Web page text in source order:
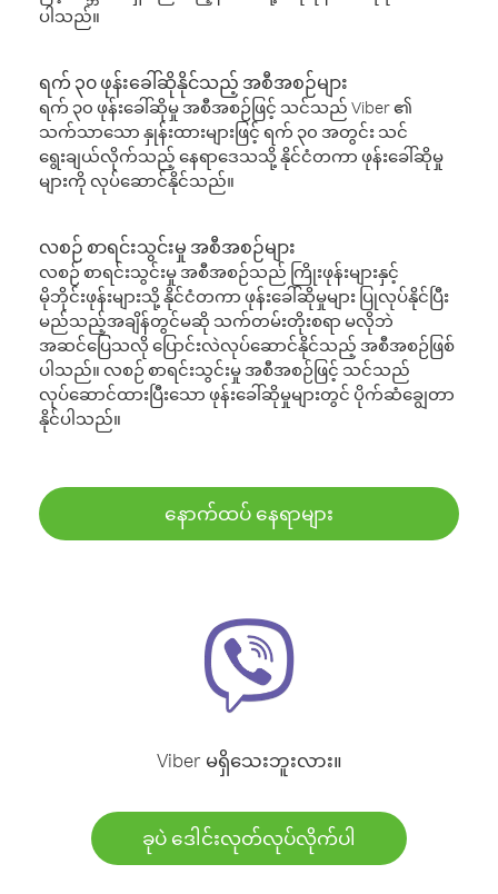
ပါသည်။
ရက် ၃၀ ဖုန်းခေါ်ဆိုနိုင်သည့် အစီအစဉ်များ
ရက် ၃၀ ဖုန်းခေါ်ဆိုမှု အစီအစဉ်ဖြင့် သင်သည် Viber ၏
သက်သာသော နှုန်းထားများဖြင့် ရက် ၃၀ အတွင်း သင်
ရွေးချယ်လိုက်သည့် နေရာဒေသသို့ နိုင်ငံတကာ ဖုန်းခေါ်ဆိုမှု
များကို လုပ်ဆောင်နိုင်သည်။
လစဉ် စာရင်းသွင်းမှု အစီအစဉ်များ
လစဉ် စာရင်းသွင်းမှု အစီအစဉ်သည် ကြိုးဖုန်းများနှင့်
မိုဘိုင်းဖုန်းများသို့ နိုင်ငံတကာ ဖုန်းခေါ်ဆိုမှုများ ပြုလုပ်နိုင်ပြီး
မည်သည့်အချိန်တွင်မဆို သက်တမ်းတိုးစရာ မလိုဘဲ
အဆင်ပြေသလို ပြောင်းလဲလုပ်ဆောင်နိုင်သည့် အစီအစဉ်ဖြစ်
ပါသည်။ လစဉ် စာရင်းသွင်းမှု အစီအစဉ်ဖြင့် သင်သည်
လုပ်ဆောင်ထားပြီးသော ဖုန်းခေါ်ဆိုမှုများတွင် ပိုက်ဆံချွေတာ
နိုင်ပါသည်။
နောက်ထပ် နေရာများ
Viber မရှိသေးဘူးလား။
ခုပဲ ဒေါင်းလုတ်လုပ်လိုက်ပါ